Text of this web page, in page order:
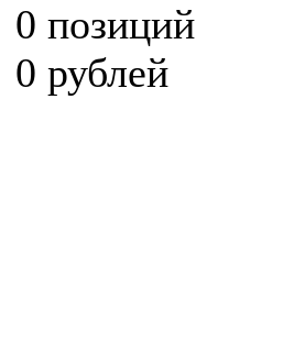
0 позиций
0 рублей